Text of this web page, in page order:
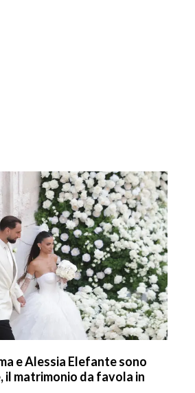
e Alessia Elefante sono
il matrimonio da favola in